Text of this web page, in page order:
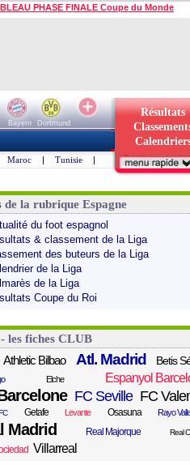
PHASE FINALE Coupe du Monde
Bayern
Dortmund
Résultats
Maroc | Tunisie |
de la rubrique Espagne
du foot espagnol
& classement de la Liga
des buteurs de la Liga
de la Liga
de la Liga
Coupe du Roi
les fiches CLUB
Athletic Bilbao Atl. Madrid Betis
Elche Espanyol
FC Seville FC
Getafe Levante Osasuna Rayo
Madrid Real Majorque Real
Villarreal